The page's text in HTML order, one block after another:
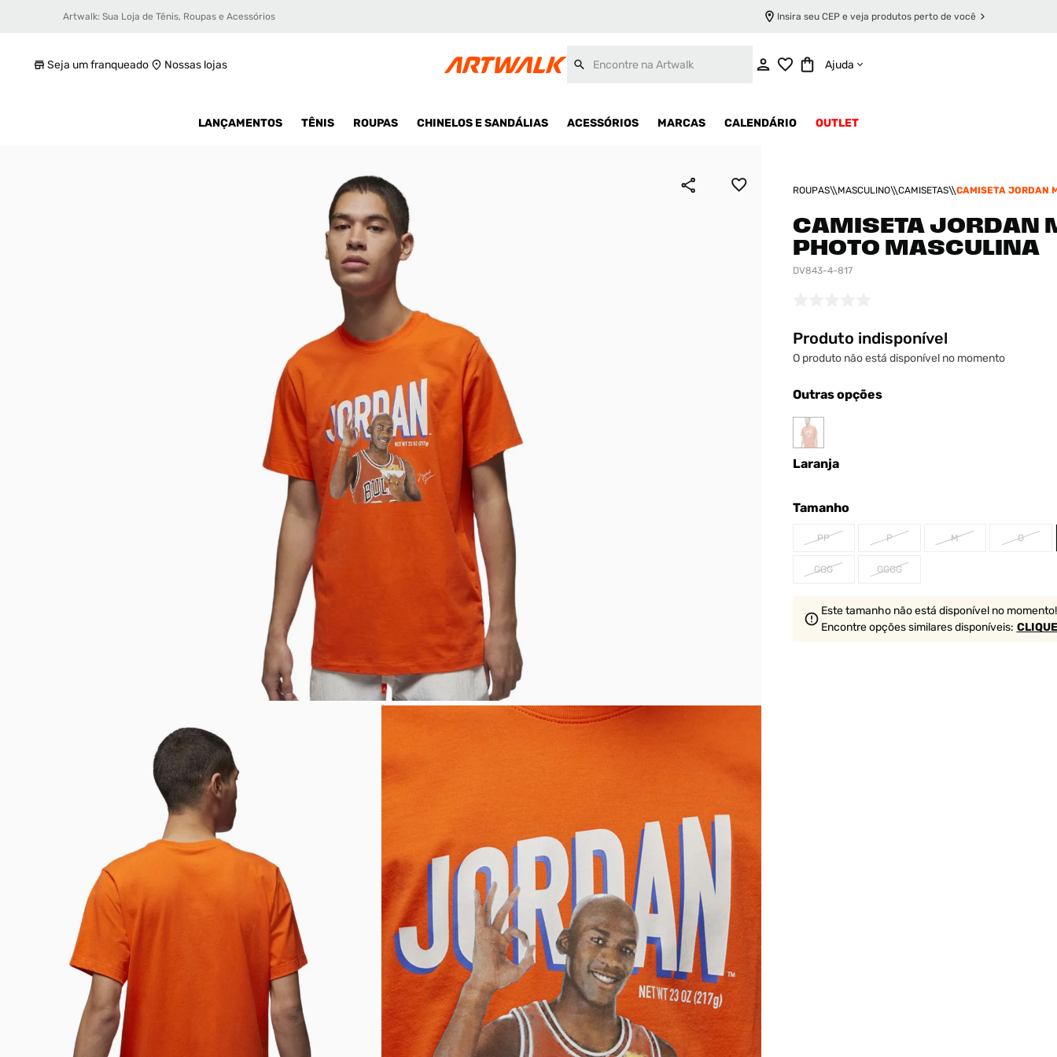
Artwalk: Sua Loja de Tênis, Roupas e Acessórios Insira seu CEP e veja produtos perto de você
Seja um franqueado Nossas lojas Ajuda
LANÇAMENTOS TÊNIS ROUPAS CHINELOS E SANDÁLIAS ACESSÓRIOS MARCAS CALENDÁRIO OUTLET
ROUPAS MASCULINO CAMISETAS
CAMISETA JORDAN
CAMISETA JORDAN
PHOTO MASCULINA
DV843-4-817
Produto indisponível
O produto não está disponível no momento
Outras opções
Laranja
Tamanho
PP P M G
GGG GGGG
Este tamanho não está disponível no momento!
Encontre opções similaresdisponíveis:
Camiseta Jordan Mvp Photo Masculina